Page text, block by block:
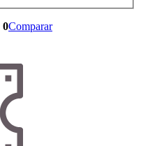
0Comparar